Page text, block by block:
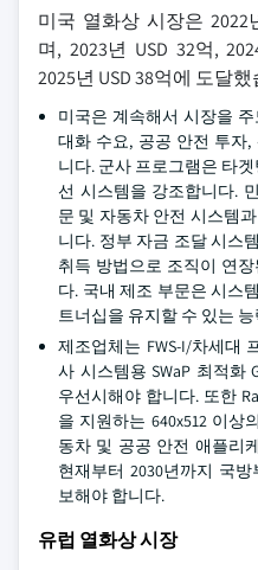
미국 열화상 시장은 2022
며, 2023년 USD 32억,
2025년 USD 38억에 도달
미국은 계속해서 시장을
대화 수요, 공공 안전 투자
니다. 군사 프로그램은 타
선 시스템을 강조합니다.
문 및 자동차 안전 시스템
니다. 정부 자금 조달 시스
취득 방법으로 조직이 연
다. 국내 제조 부문은 시스
트너십을 유지할 수 있는
제조업체는 FWS-I/차세대
사 시스템용 SWaP 최적화
우선시해야 합니다. 또한
을 지원하는 640x512 이상
동차 및 공공 안전 애플리
현재부터 2030년까지 국
보해야 합니다.
유럽 열화상 시장